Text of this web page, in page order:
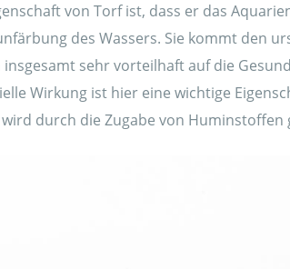
von Torf ist, dass er das
des Wassers. Sie kommt den
sehr vorteilhaft auf die
Wirkung ist hier eine wichtige
durch die Zugabe von